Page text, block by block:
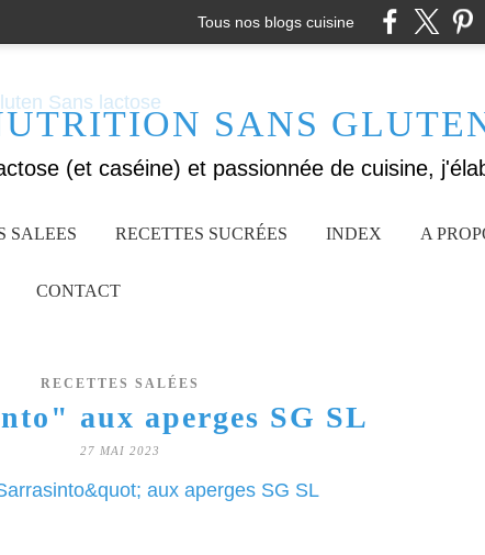
Tous nos blogs cuisine
SANS
SALEES RECETTES SUCRÉES INDEX A
CONTACT
RECETTES SALÉES
aux aperges SG SL
27 MAI 2023